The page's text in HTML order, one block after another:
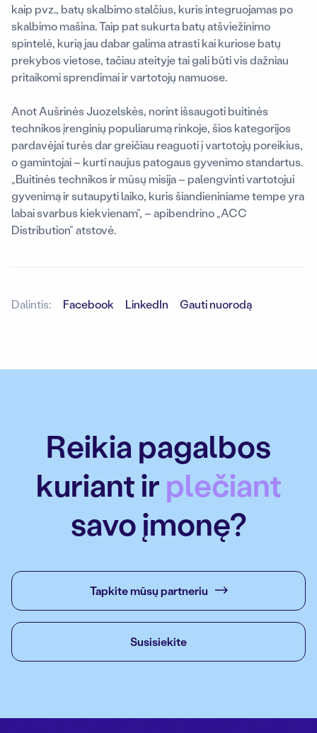
kaip pvz., batų skalbimo stalčius, kuris integruojamas po
skalbimo mašina. Taip pat sukurta batų atšviežinimo
spintelė, kurią jau dabar galima atrasti kai kuriose batų
prekybos vietose, tačiau ateityje tai gali būti vis dažniau
pritaikomi sprendimai ir vartotojų namuose.
Anot Aušrinės Juozelskės, norint išsaugoti buitinės
technikos įrenginių populiarumą rinkoje, šios kategorijos
pardavėjai turės dar greičiau reaguoti į vartotojų poreikius,
o gamintojai – kurti naujus patogaus gyvenimo standartus.
„Buitinės technikos ir mūsų misija – palengvinti vartotojui
gyvenimą ir sutaupyti laiko, kuris šiandieniniame tempe yra
labai svarbus kiekvienam“, – apibendrino „ACC
Distribution“ atstovė.
Dalintis: Facebook LinkedIn Gauti nuorodą
Reikia pagalbos
kuriant irplečiant
savo įmonę?
Tapkite mūsų partneriu
Susisiekite